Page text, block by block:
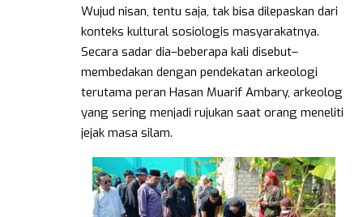
Wujud nisan, tentu saja, tak bisa dilepaskan dari
konteks kultural sosiologis masyarakatnya.
Secara sadar dia–beberapa kali disebut–
membedakan dengan pendekatan arkeologi
terutama peran Hasan Muarif Ambary, arkeolog
yang sering menjadi rujukan saat orang meneliti
jejak masa silam.